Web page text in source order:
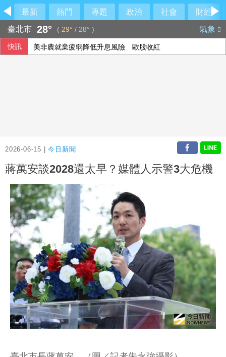
最新 熱門 專題 政治 社會
財經
臺北市 28° ( 29° / 28° ) 氣象
快訊 美非農就業疲弱降低升息風險 歐股收紅
2026-06-15 |今日新聞
蔣萬安談2028還太早？媒體人示警3大危機